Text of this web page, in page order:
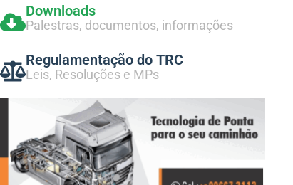
Downloads
Palestras, documentos, informações
Regulamentação do TRC
Leis, Resoluções e MPs